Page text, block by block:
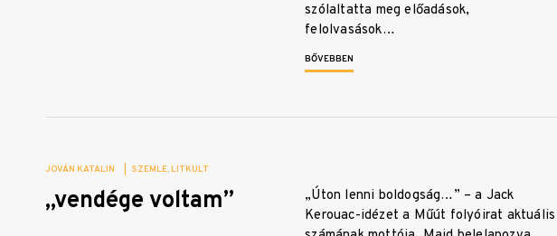
szólaltatta meg előadások,
felolvasások…
BŐVEBBEN
JOVÁN KATALIN SZEMLE LITKULT
„vendége voltam”
„Úton lenni boldogság…” – a Jack
Kerouac-idézet a Műút folyóirat aktuális